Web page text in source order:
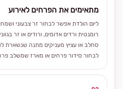
מתאימים את הפרחים לאירוע
ליום הולדת אפשר לבחור זר צבעוני ושמח;
רומנטית ורדים אדומים, ורודים או זר
סחלב או עציץ מעניקים מתנה שנשארת
לבחור סידור פרחים או מארז שמשלב